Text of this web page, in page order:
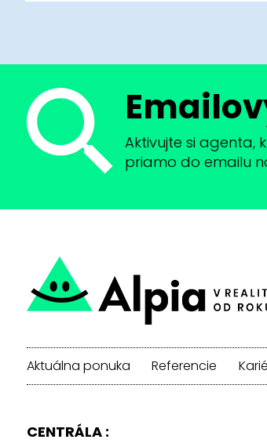
Aktivujte si agenta,
priamo do emailu
Aktuálna ponuka Referencie
CENTRÁLA :